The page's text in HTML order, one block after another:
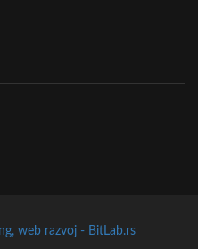
web razvoj - BitLab.rs